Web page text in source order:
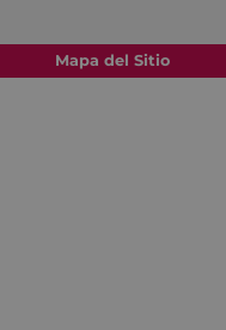
Mapa del Sitio